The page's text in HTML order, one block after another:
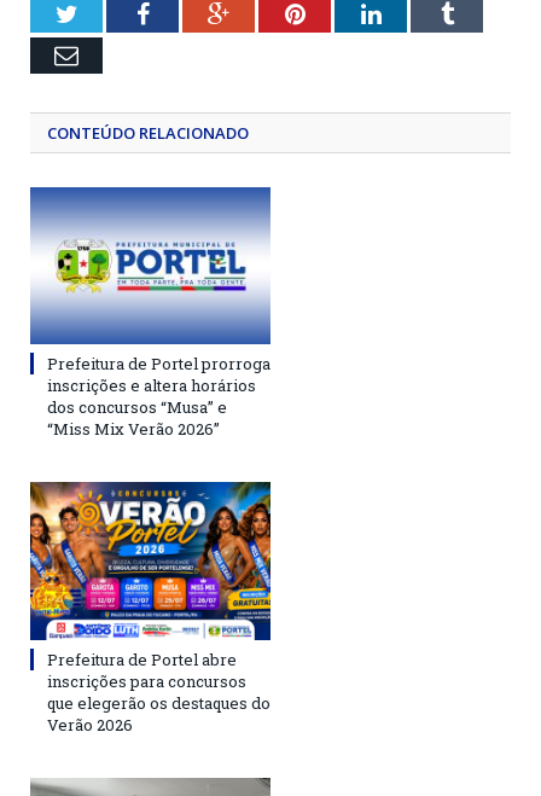
TwitterFacebookGoogle+PinterestLinkedInTumblr
Email
CONTEÚDO RELACIONADO
Prefeitura de Portel prorroga
inscrições e altera horários
dos concursos “Musa” e
“Miss Mix Verão 2026”
Prefeitura de Portel abre
inscrições para concursos
que elegerão os destaques do
Verão 2026